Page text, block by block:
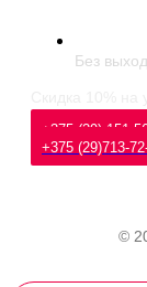
Без
+375 (29) 151-
+375 (29)713-
©